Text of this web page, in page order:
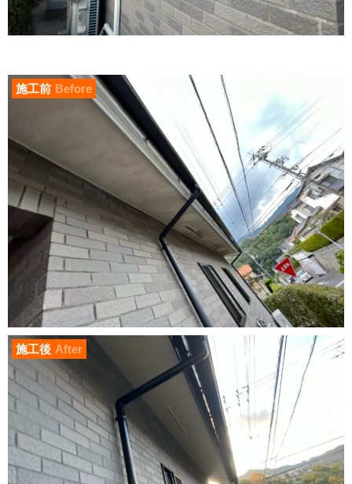
施工前 Before
施工後 After